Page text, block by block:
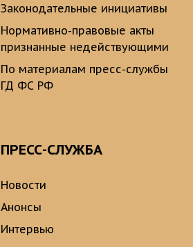
Законодательные инициативы
Нормативно-правовые акты
признанные недействующими
По материалам пресс-службы
ГД ФС РФ
ПРЕСС-СЛУЖБА
Новости
Анонсы
Интервью